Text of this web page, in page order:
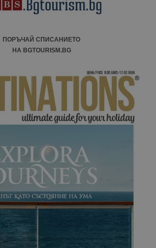
ПОРЪЧАЙ СПИСАНИЕТО
НА BGTOURISM.BG